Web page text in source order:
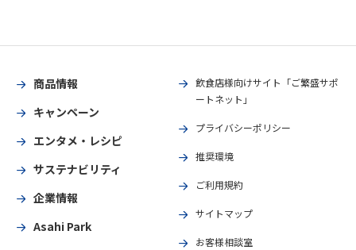
商品情報
キャンペーン
エンタメ・レシピ
サステナビリティ
企業情報
Asahi Park
飲食店様向けサイト「ご繁盛サポ
ートネット」
プライバシーポリシー
推奨環境
ご利用規約
サイトマップ
お客様相談室